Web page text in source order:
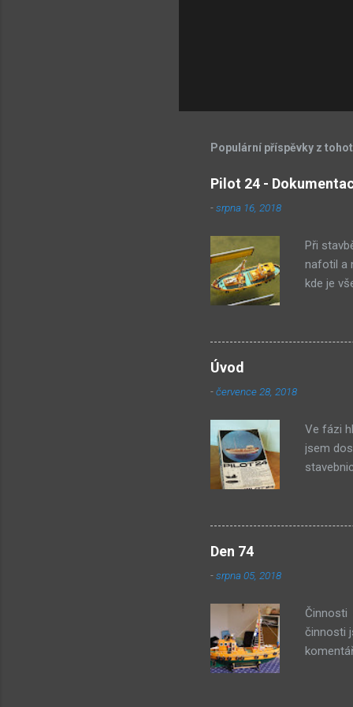
Populární příspěvky z
Pilot 24 -
-srpna 16, 2018
Při
nafotil a
kde je
Naviga
Pilot 24
Úvod
-července 28, 2018
Ve fázi
jsem
rád
článek
Den 74
-srpna 05, 2018
Činnosti
činnosti